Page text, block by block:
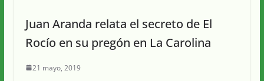
Juan Aranda relata el secreto de El
Rocío en su pregón en La Carolina
21 mayo, 2019